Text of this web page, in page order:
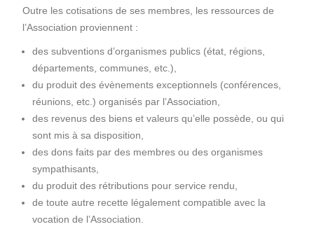
Outre les cotisations de ses membres, les ressources de
l’Association proviennent :
des subventions d’organismes publics (état, régions,
départements, communes, etc.),
du produit des évènements exceptionnels (conférences,
réunions, etc.) organisés par l’Association,
des revenus des biens et valeurs qu’elle possède, ou qui
sont mis à sa disposition,
des dons faits par des membres ou des organismes
sympathisants,
du produit des rétributions pour service rendu,
de toute autre recette légalement compatible avec la
vocation de l’Association.